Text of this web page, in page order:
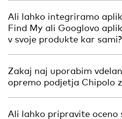
Ali lahko integriramo
Find My ali Googlovo
v svoje produkte kar sami?
Zakaj naj uporabim
opremo podjetja Chipolo
Ali lahko pripravite oceno